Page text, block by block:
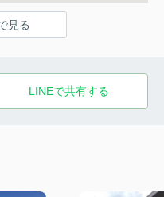
見る
LINEで共有する